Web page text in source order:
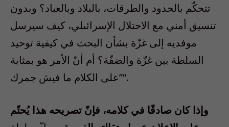
تتحكّم بالحدود والطرقات، بالبلاد وبالعباد؟ وبدون
تنسيق أمني مع الاحتلال الإسرائىلي، كيف سيرسل
موفديه إلى غزّة بشأن البحث في كيفية توحيد
السلطة بين غزّة والضفّة؟ أم أنّ الأمر هو بمثابة
”على الكلام ما فيش جمرك“.
وإذا كان صادقًا في كلامه، فإنّ تصريحه هذا يُحتّم